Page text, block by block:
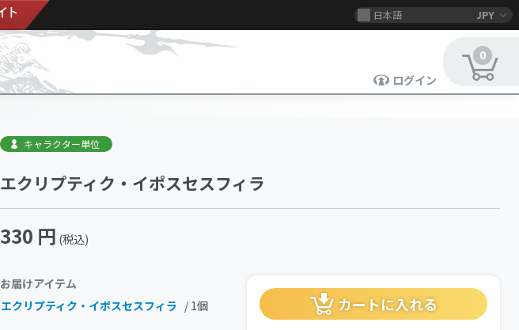
日本語 JPY
ログイン
0
キャラクター単位
エクリプティク・イポスセスフィラ
330 円 (税込)
カートに入れる
お届けアイテム
エクリプティク・イポスセスフィラ / 1個